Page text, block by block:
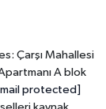
Çarşı Mahallesi
A blok
protected]
kaynak